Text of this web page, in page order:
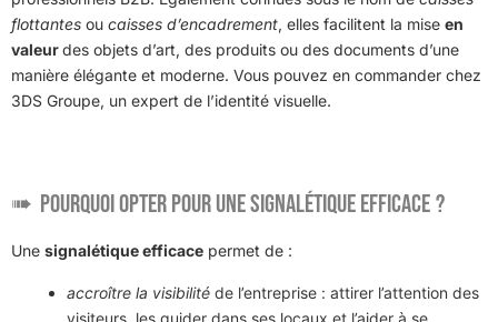
flottantes ou caisses d’encadrement, elles facilitent la mise en
valeurdes objets d’art, des produits ou des documents d’une
manière élégante et moderne. Vous pouvez en commander chez
3DS Groupe, un expert de l’identité visuelle.
Pourquoi opter pour une signalétique efficace ?
Une signalétique efficace permet de :
accroître la visibilité de l’entreprise : attirer l’attention des
visiteurs, les guider dans ses locaux et l’aider à se